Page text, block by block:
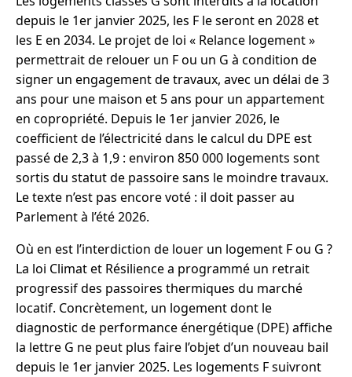
depuis le 1er janvier 2025, les F le seront en 2028 et
les E en 2034. Le projet de loi « Relance logement »
permettrait de relouer un F ou un G à condition de
signer un engagement de travaux, avec un délai de 3
ans pour une maison et 5 ans pour un appartement
en copropriété. Depuis le 1er janvier 2026, le
coefficient de l’électricité dans le calcul du DPE est
passé de 2,3 à 1,9 : environ 850 000 logements sont
sortis du statut de passoire sans le moindre travaux.
Le texte n’est pas encore voté : il doit passer au
Parlement à l’été 2026.
Où en est l’interdiction de louer un logement F ou G ?
La loi Climat et Résilience a programmé un retrait
progressif des passoires thermiques du marché
locatif. Concrètement, un logement dont le
diagnostic de performance énergétique (DPE) affiche
la lettre G ne peut plus faire l’objet d’un nouveau bail
depuis le 1er janvier 2025. Les logements F suivront